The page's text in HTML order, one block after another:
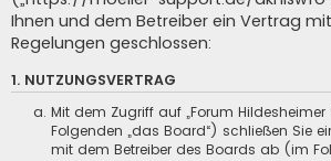
Ihnen und dem Betreiber ein Vertrag
Regelungen geschlossen:
1. NUTZUNGSVERTRAG
Mit dem Zugriff auf „Forum
Folgenden „das Board“) schließen Sie
mit dem Betreiber des Boards ab (im